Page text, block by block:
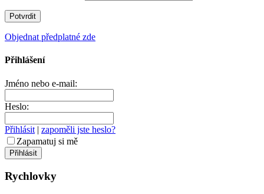
Objednat předplatné zde
Přihlášení
Jméno nebo e-mail:
Heslo:
Přihlásit | zapoměli jste heslo?
Zapamatuj si mě
Rychlovky